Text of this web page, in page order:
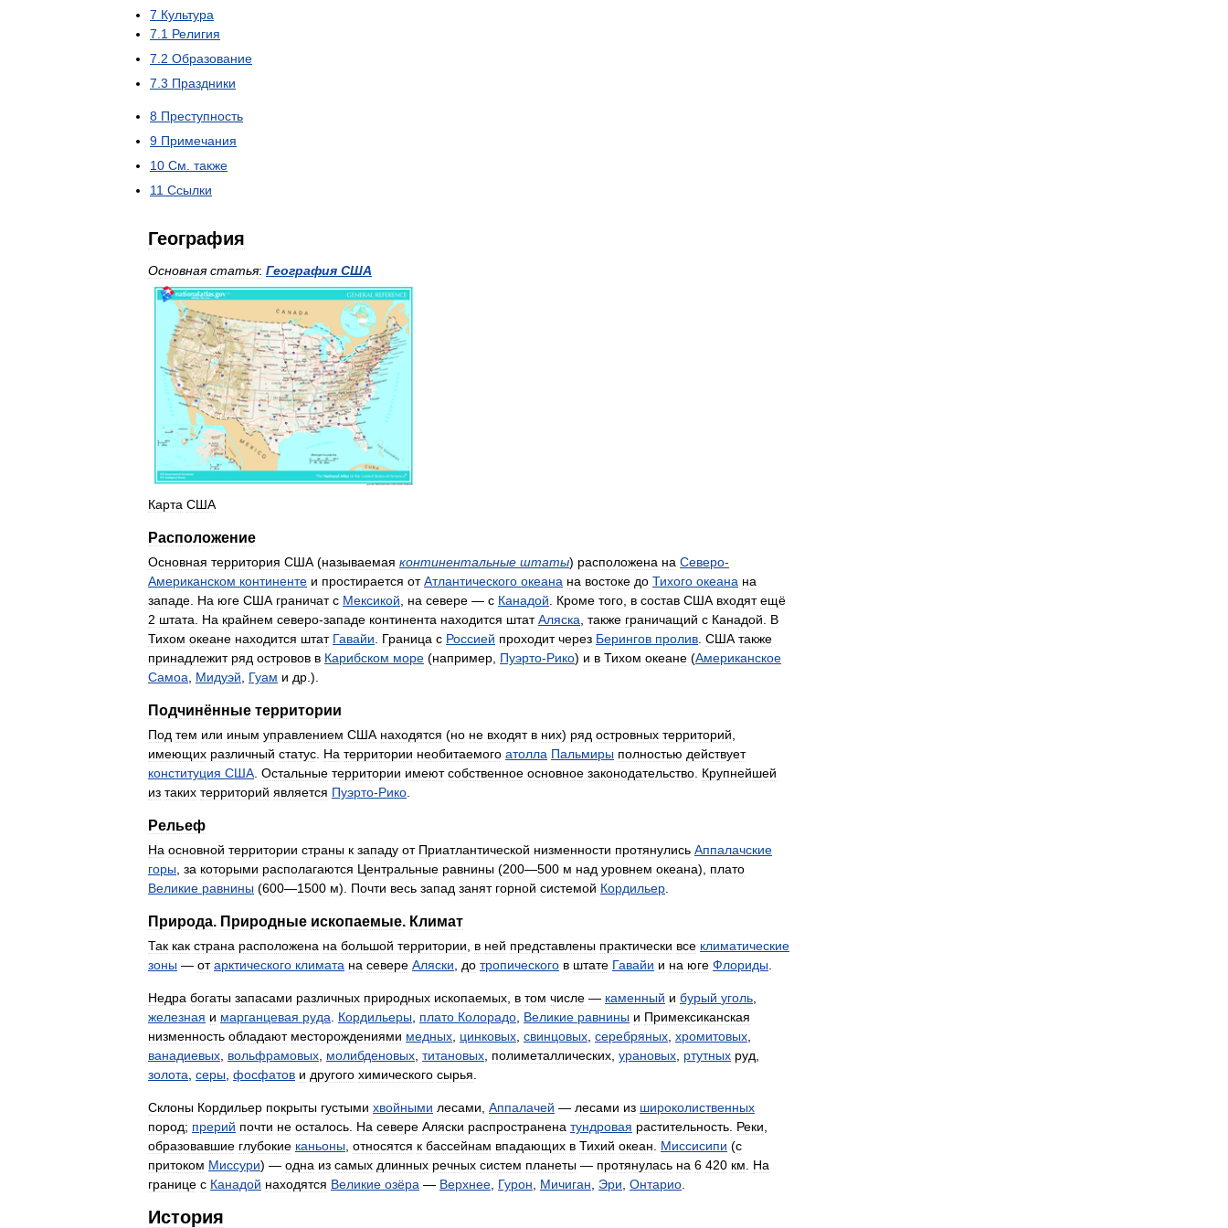
7 Культура
7.1 Религия
7.2 Образование
7.3 Праздники
8 Преступность
9 Примечания
10 См. также
11 Ссылки
География
Основная статья: География США
Карта США
Расположение
Основная территория США (называемая континентальные штаты) расположена на Северо-
Американском континенте и простирается от Атлантического океана на востоке до Тихого океана на
западе На юге США граничат с Мексикой на севере — с Канадой Кроме того в состав США входят ещё
2 штата На крайнем северо-западе континента находится штат Аляска также граничащий с Канадой
В
Тихом океане находится штат Гавайи Граница с Россией проходит через Берингов пролив США также
принадлежит ряд островов в Карибском море (например Пуэрто-Рико) и в Тихом океане (Американское
Самоа
Мидуэй Гуам и др .).
Подчинённые территории
Под тем или иным управлением США находятся (но не входят в них) ряд островных территорий
имеющих различный статус На территории необитаемого атолла Пальмиры полностью действует
конституция США Остальные территории имеют собственное основное законодательство Крупнейшей
из таких территорий является Пуэрто-Рико
Рельеф
На основной территории страны к западу от Приатлантической низменности протянулись Аппалачские
горы за которыми располагаются Центральные равнины (200—500 м над уровнем океана), плато
Великие равнины (600—1500 м). Почти весь запад занят горной системой Кордильер
Природа. Природные ископаемые. Климат
Так как страна расположена на большой территории в ней представлены практически все климатические
зоны — от арктического климата на севере Аляски до тропического в штате Гавайи и на юге Флориды
Недра богаты запасами различных природных ископаемых в том числе — каменный и бурый уголь
железная и марганцевая руда Кордильеры плато Колорадо Великие равнины и Примексиканская
низменность обладают месторождениями медных цинковых свинцовых серебряных хромитовых
ванадиевых вольфрамовых молибденовых титановых полиметаллических урановых ртутных руд
золота серы фосфатов и другого химического сырья
Склоны Кордильер покрыты густыми хвойными лесами Аппалачей — лесами из широколиственных
пород; прерий почти не осталось На севере Аляски распространена тундровая растительность Реки
образовавшие глубокие каньоны относятся к бассейнам впадающих в Тихий океан Миссисипи (с
притоком Миссури) — одна из самых длинных речных систем планеты — протянулась на 6 420 км
На
границе с Канадой находятся Великие озёра — Верхнее Гурон Мичиган Эри Онтарио
История